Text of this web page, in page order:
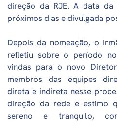
direção da RJE. A data da
próximos dias e divulgada
Depois da nomeação, o
refletiu sobre o período
vindas para o novo
membros das equipes
direta e indireta nesse
direção da rede e estimo
sereno e tranquilo,